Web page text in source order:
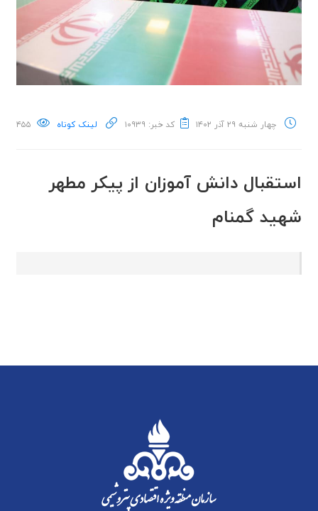
چهار شنبه ۲۹ آذر ۱۴۰۲ کد خبر: ۱۰۹۳۹ لینک کوتاه ۴۵۵
استقبال دانش آموزان از پیکر مطهر
شهید گمنام